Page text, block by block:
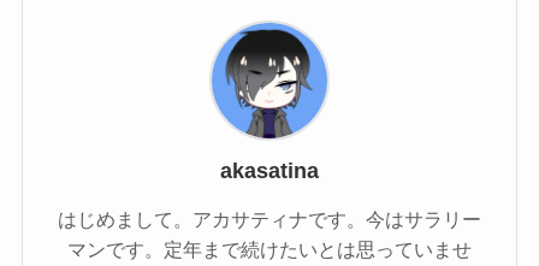
akasatina
はじめまして。アカサティナです。今はサラリー
マンです。定年まで続けたいとは思っていませ